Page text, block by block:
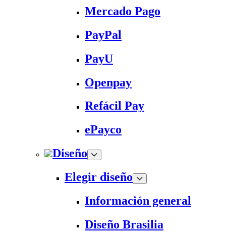
Mercado Pago
PayPal
PayU
Openpay
Refácil Pay
ePayco
Diseño
Elegir diseño
Información general
Diseño Brasilia